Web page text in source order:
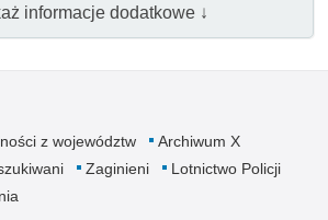
informacje dodatkowe ↓
z województw
Archiwum X
Zaginieni
Lotnictwo Policji